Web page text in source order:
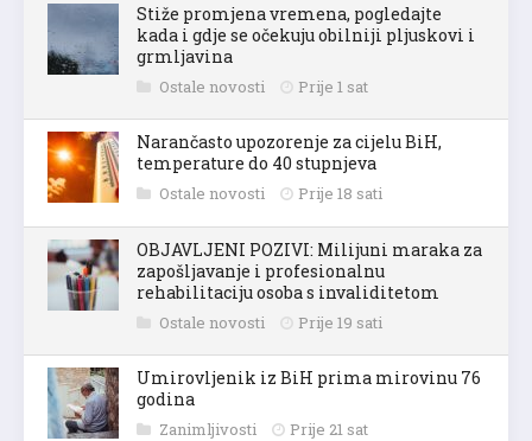
Stiže promjena vremena, pogledajte
kada i gdje se očekuju obilniji pljuskovi i
grmljavina
Ostale novosti Prije 1 sat
Narančasto upozorenje za cijelu BiH,
temperature do 40 stupnjeva
Ostale novosti Prije 18 sati
OBJAVLJENI POZIVI: Milijuni maraka za
zapošljavanje i profesionalnu
rehabilitaciju osoba s invaliditetom
Ostale novosti Prije 19 sati
Umirovljenik iz BiH prima mirovinu 76
godina
Zanimljivosti Prije 21 sat